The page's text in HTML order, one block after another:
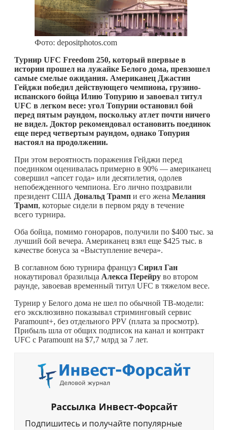
Фото: depositphotos.com
Турнир UFC Freedom 250, который впервые в
истории прошел на лужайке Белого дома, превзошел
самые смелые ожидания. Американец Джастин
Гейджи победил действующего чемпиона, грузино-
испанского бойца Илию Топурию и завоевал титул
UFC в легком весе: угол Топурии остановил бой
перед пятым раундом, поскольку атлет почти ничего
не видел. Доктор рекомендовал остановить поединок
еще перед четвертым раундом, однако Топурия
настоял на продолжении.
При этом вероятность поражения Гейджи перед
поединком оценивалась примерно в 90% — американец
совершил «апсет года» или десятилетия, одолев
непобежденного чемпиона. Его лично поздравили
президент США Дональд Трамп и его жена Мелания
Трамп, которые сидели в первом ряду в течение
всего турнира.
Оба бойца, помимо гонораров, получили по $400 тыс. за
лучший бой вечера. Американец взял еще $425 тыс. в
качестве бонуса за «Выступление вечера».
В соглавном бою турнира француз Сирил Ган
нокаутировал бразильца Алекса Перейру во втором
раунде, завоевав временный титул UFC в тяжелом весе.
Турнир у Белого дома не шел по обычной ТВ-модели:
его эксклюзивно показывал стриминговый сервис
Paramount+, без отдельного PPV (плата за просмотр).
Прибыль шла от общих подписок на канал и контракт
UFC с Paramount на $7,7 млрд за 7 лет.
Рассылка Инвест-Форсайт
Подпишитесь и получайте популярные